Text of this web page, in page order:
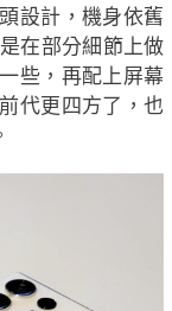
設計，機身依舊
在部分細節上做
些，再配上屏幕
代更四方了，也